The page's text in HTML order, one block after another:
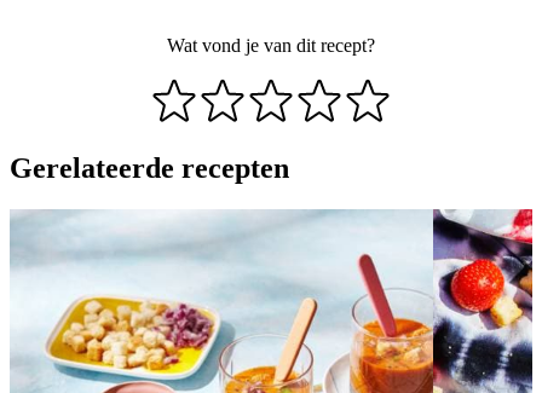
Wat vond je van dit recept?
Gerelateerde recepten